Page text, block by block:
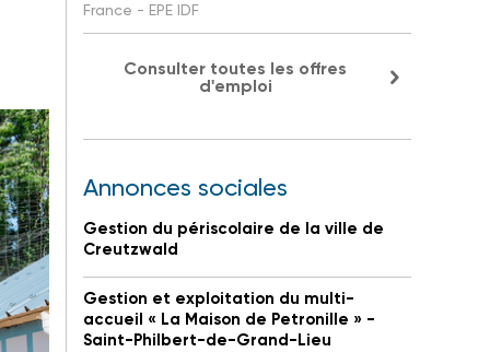
France - EPE IDF
Consulter toutes les offres
d'emploi
Annonces sociales
Gestion du périscolaire de la ville de
Creutzwald
Gestion et exploitation du multi-
accueil « La Maison de Petronille » -
Saint-Philbert-de-Grand-Lieu